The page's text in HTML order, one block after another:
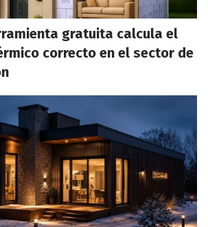
gratuita calcula el
correcto en el sector de